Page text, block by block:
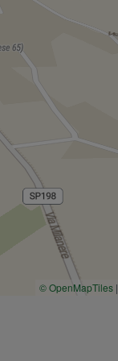
© OpenMapTiles|